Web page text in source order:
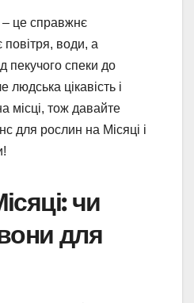
це справжнє
води, а
пекучого спеки до
людська цікавість і
місці, тож давайте
для рослин на Місяці і
чи
для